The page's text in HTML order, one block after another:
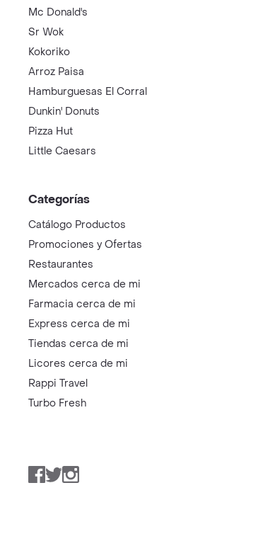
Mc Donald's
Sr Wok
Kokoriko
Arroz Paisa
Hamburguesas El Corral
Dunkin' Donuts
Pizza Hut
Little Caesars
Categorías
Catálogo Productos
Promociones y Ofertas
Restaurantes
Mercados cerca de mi
Farmacia cerca de mi
Express cerca de mi
Tiendas cerca de mi
Licores cerca de mi
Rappi Travel
Turbo Fresh
Facebook
TwitterInstagram